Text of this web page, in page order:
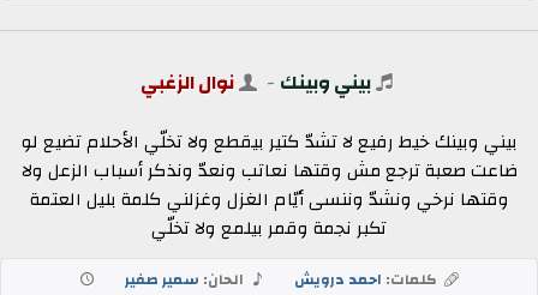
بيني وبينك - نوال الزغبي
بيني وبينك خيط رفيع لا تشدّ كتير بيقطع ولا تخلّي الأحلام تضيع لو
ضاعت صعبة ترجع مش وقتها نعاتب ونعدّ ونذكر أسباب الزعل ولا
وقتها نرخي ونشدّ وننسى أيّام الغزل وغزلني كلمة بليل العتمة
تكبر نجمة وقمر بيلمع ولا تخلّي
كلمات: احمد درويش الحان: سمير صفير